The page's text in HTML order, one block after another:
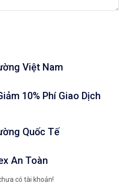
Việt Nam
10% Phí Giao Dịch
Quốc Tế
An Toàn
có tài khoản!